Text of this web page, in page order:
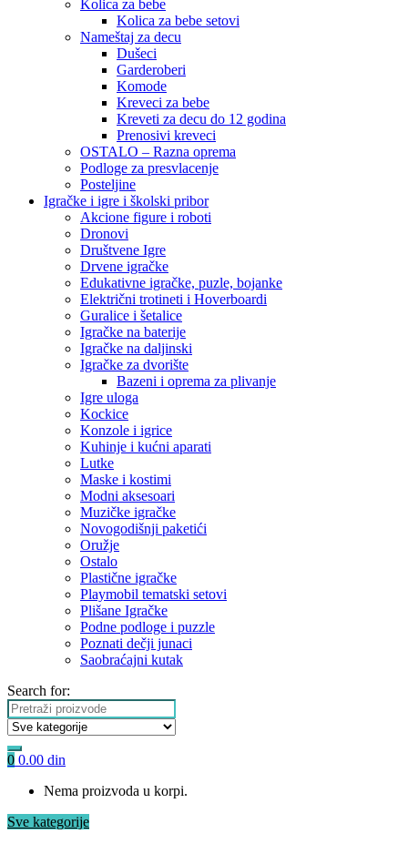
Kolica za bebe
Kolica za bebe setovi
Nameštaj za decu
Dušeci
Garderoberi
Komode
Kreveci za bebe
Kreveti za decu do 12 godina
Prenosivi kreveci
OSTALO – Razna oprema
Podloge za presvlacenje
Posteljine
Igračke i igre i školski pribor
Akcione figure i roboti
Dronovi
Društvene Igre
Drvene igračke
Edukativne igračke, puzle, bojanke
Električni trotineti i Hoverboardi
Guralice i šetalice
Igračke na baterije
Igračke na daljinski
‎Igračke za dvorište
Bazeni i oprema za plivanje
Igre uloga
Kockice
Konzole i igrice
Kuhinje i kućni aparati
Lutke
Maske i kostimi
Modni aksesoari
Muzičke igračke
Novogodišnji paketići
Oružje
Ostalo
Plastične igračke
Playmobil tematski setovi
Plišane Igračke
Podne podloge i puzzle
Poznati dečji junaci
Saobraćajni kutak
Search for:
0 0.00 din
Nema proizvoda u korpi.
Sve kategorije